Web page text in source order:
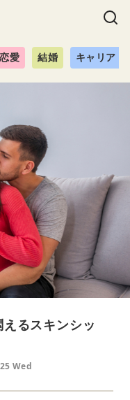
恋愛 結婚 キャリア
るスキンシッ
Wed